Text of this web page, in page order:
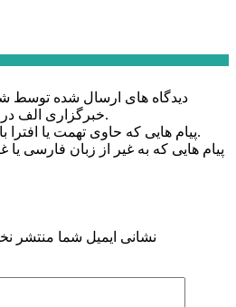
دیدگاه های ارسال شده توسط
خبرگزاری الف در وب منتشر خواهد شد.
پیام هایی که حاوی تهمت یا افترا باشد منتشر نخواهد شد.
پیام هایی که به غیر از زبان فارسی یا
نشانی ایمیل شما منتشر